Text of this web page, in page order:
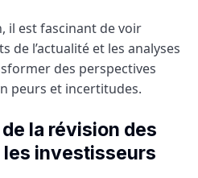
il est fascinant de voir
de l’actualité et les analyses
des perspectives
peurs et incertitudes.
la révision des
investisseurs